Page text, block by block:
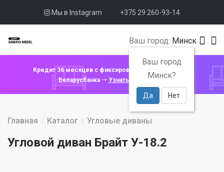
Мы в Instagram +375 29 260-93-14
Ваш город: Минск
Ваш город
Минск?
Да Нет
Кредит 36 месяцев с фиксированной ставкой 4% от
Беларусбанка
Узнать подробнее
Главная Каталог Угловые диваны
Угловой диван Брайт У-18.2